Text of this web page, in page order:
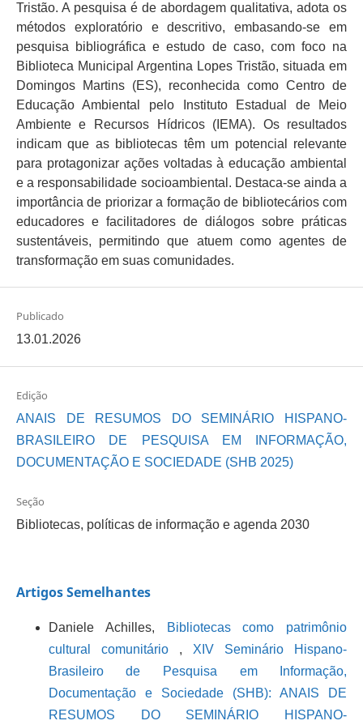
Tristão. A pesquisa é de abordagem qualitativa, adota os
métodos exploratório e descritivo, embasando-se em
pesquisa bibliográfica e estudo de caso, com foco na
Biblioteca Municipal Argentina Lopes Tristão, situada em
Domingos Martins (ES), reconhecida como Centro de
Educação Ambiental pelo Instituto Estadual de Meio
Ambiente e Recursos Hídricos (IEMA). Os resultados
indicam que as bibliotecas têm um potencial relevante
para protagonizar ações voltadas à educação ambiental
e a responsabilidade socioambiental. Destaca-se ainda a
importância de priorizar a formação de bibliotecários com
educadores e facilitadores de diálogos sobre práticas
sustentáveis, permitindo que atuem como agentes de
transformação em suas comunidades.
Publicado
13.01.2026
Edição
ANAIS DE RESUMOS DO SEMINÁRIO HISPANO-
BRASILEIRO DE PESQUISA EM INFORMAÇÃO,
DOCUMENTAÇÃO E SOCIEDADE (SHB 2025)
Seção
Bibliotecas, políticas de informação e agenda 2030
Artigos Semelhantes
Daniele Achilles,
Bibliotecas como patrimônio
cultural comunitário , XIV Seminário Hispano-
Brasileiro de Pesquisa em Informação,
Documentação e Sociedade (SHB): ANAIS DE
RESUMOS DO SEMINÁRIO HISPANO-